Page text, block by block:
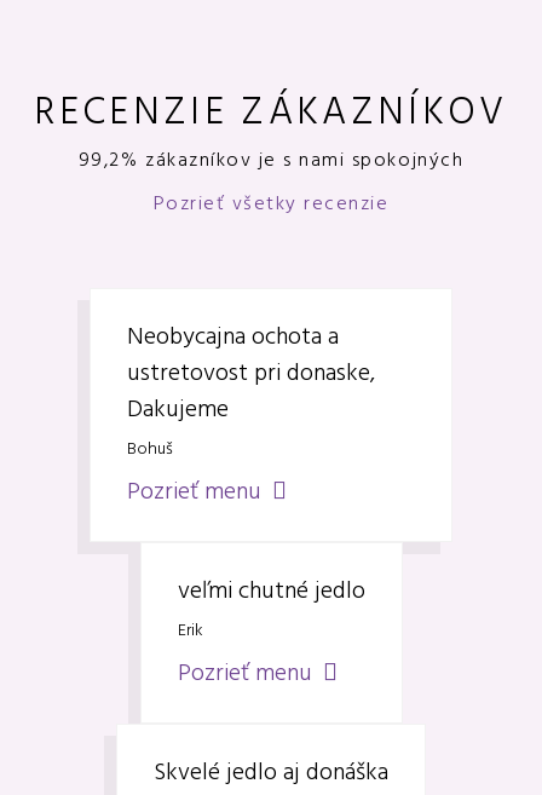
RECENZIE ZÁKAZNÍKOV
99,2% zákazníkov je s nami spokojných
Pozrieť všetky recenzie
Neobycajna ochota a
ustretovost pri donaske,
Dakujeme
Bohuš
Pozrieť menu
veľmi chutné jedlo
Erik
Pozrieť menu
Skvelé jedlo aj donáška